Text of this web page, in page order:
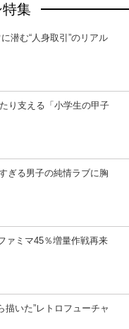
集
潜む“人身取引”のリアル
り支える「小学生の甲子
ぎる男子の純情ラブに胸
ァミマ45％増量作戦再来
いた”レトロフューチャ